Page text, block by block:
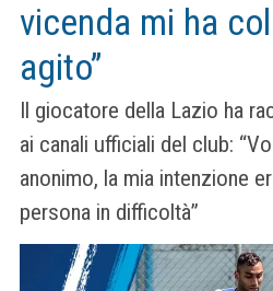
vicenda mi ha
agito”
Il giocatore della Lazio ha
ai canali ufficiali del club:
anonimo, la mia intenzione
persona in difficoltà”